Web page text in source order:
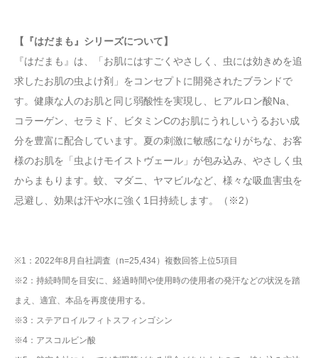
【『はだまも』シリーズについて】
『はだまも』は、「お肌にはすごくやさしく、虫には効きめを追
求したお肌の虫よけ剤」をコンセプトに開発されたブランドで
す。健康な人のお肌と同じ弱酸性を実現し、ヒアルロン酸Na、
コラーゲン、セラミド、ビタミンCのお肌にうれしいうるおい成
分を豊富に配合しています。夏の刺激に敏感になりがちな、お客
様のお肌を「虫よけモイストヴェール」が包み込み、やさしく虫
からまもります。蚊、マダニ、ヤマビルなど、様々な吸血害虫を
忌避し、効果は汗や水に強く1日持続します。（※2）
※1：2022年8月自社調査（n=25,434）複数回答上位5項目
※2：持続時間を目安に、経過時間や使用時の使用者の発汗などの状況を踏
まえ、適宜、本品を再度使用する。
※3：ステアロイルフィトスフィンゴシン
※4：アスコルビン酸